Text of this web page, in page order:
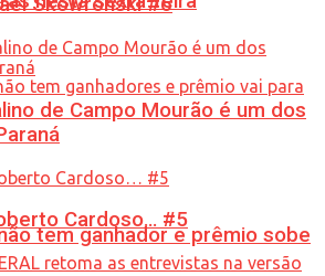
tem ganhador e prêmio sobe
de Campo Mourão é um dos
Cardoso… #5